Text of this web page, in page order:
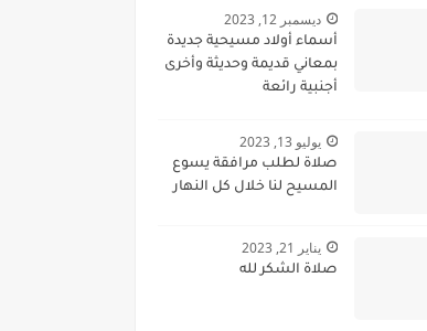
ديسمبر 12, 2023
أسماء أولاد مسيحية جديدة
بمعاني قديمة وحديثة وأخرى
أجنبية رائعة
يوليو 13, 2023
صلاة لطلب مرافقة يسوع
المسيح لنا خلال كل النهار
يناير 21, 2023
صلاة الشكر لله